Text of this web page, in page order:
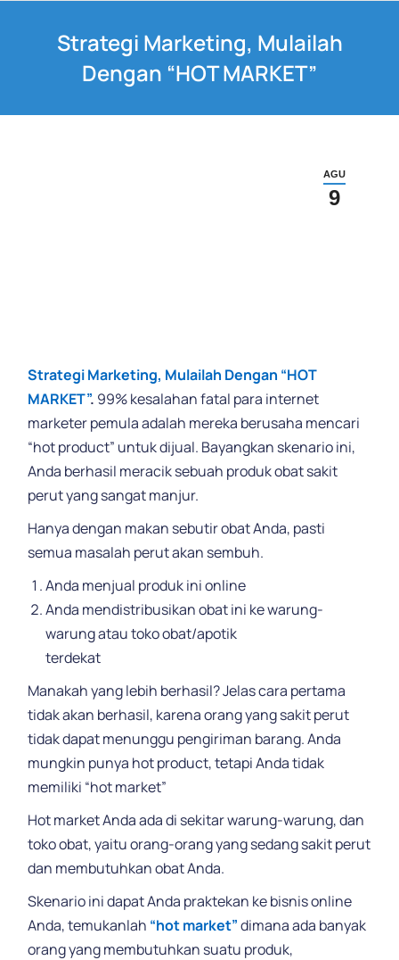
Strategi Marketing, Mulailah
Dengan “HOT MARKET”
AGU
9
Strategi Marketing, Mulailah Dengan “HOT
MARKET”. 99% kesalahan fatal para internet
marketer pemula adalah mereka berusaha mencari
“hot product” untuk dijual. Bayangkan skenario ini,
Anda berhasil meracik sebuah produk obat sakit
perut yang sangat manjur.
Hanya dengan makan sebutir obat Anda, pasti
semua masalah perut akan sembuh.
Anda menjual produk ini online
Anda mendistribusikan obat ini ke warung-
warung atau toko obat/apotik
terdekat
Manakah yang lebih berhasil? Jelas cara pertama
tidak akan berhasil, karena orang yang sakit perut
tidak dapat menunggu pengiriman barang. Anda
mungkin punya hot product, tetapi Anda tidak
memiliki “hot market”
Hot market Anda ada di sekitar warung-warung, dan
toko obat, yaitu orang-orang yang sedang sakit perut
dan membutuhkan obat Anda.
Skenario ini dapat Anda praktekan ke bisnis online
Anda, temukanlah “hot market”dimana ada banyak
orang yang membutuhkan suatu produk,